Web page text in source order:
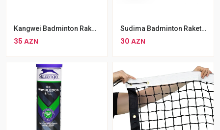
Kangwei Badminton Raketkası Dəsti
35 AZN
Sudima Badminton Raketi Daşıma Çantası İlə Birlikdə
30 AZN